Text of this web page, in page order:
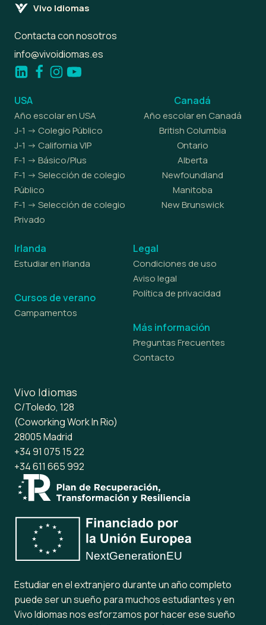
Vivo Idiomas
Contacta con nosotros
info@vivoidiomas.es
USA
Año escolar en USA
J-1 -> Colegio Público
J-1 -> California VIP
F-1 -> Básico/Plus
F-1 -> Selección de colegio
Público
F-1 -> Selección de colegio
Privado
Canadá
Año escolar en Canadá
British Columbia
Ontario
Alberta
Newfoundland
Manitoba
New Brunswick
Irlanda
Estudiar en Irlanda
Cursos de verano
Campamentos
Legal
Condiciones de uso
Aviso legal
Política de privacidad
Más información
Preguntas Frecuentes
Contacto
Vivo Idiomas
C/Toledo, 128
(Coworking Work In Rio)
28005 Madrid
+34 91 075 15 22
+34 611 665 992
Estudiar en el extranjero durante un año completo
puede ser un sueño para muchos estudiantes y en
Vivo Idiomas nos esforzamos por hacer ese sueño